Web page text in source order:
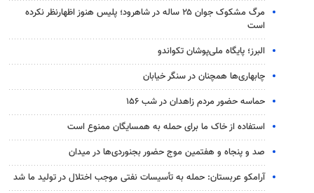
مرگ مشکوک جوان ۲۵ ساله در شاهرود؛ پلیس هنوز اظهارنظر نکرده
است
البرز؛ پایگاه ملی‌پوشان تکواندو
چابهاری‌ها همچنان در سنگر خیابان
حماسه حضور مردم زاهدان در شب ۱۵۶
استفاده از خاک ما برای حمله به همسایگان ممنوع است
صد و پنجاه و هفتمین موج حضور بجنوردی‌ها در میدان
آرامکو عربستان: حمله به تأسیسات نفتی موجب اختلال در تولید ما شد